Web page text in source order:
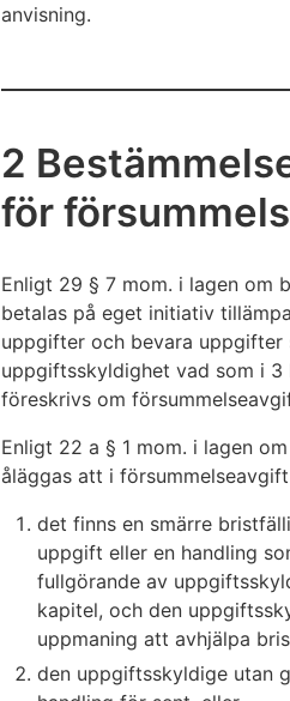
anvisning.
2
för
Enligt 29 § 7 mom. i lagen om
betalas på eget initiativ
uppgifter och bevara uppgifter
uppgiftsskyldighet vad som i
föreskrivs om
Enligt 22 a § 1 mom. i lagen
åläggas att i
det finns en smärre
uppgift eller en handling
fullgörande av
kapitel, och den
uppmaning att avhjälpa
den uppgiftsskyldige utan